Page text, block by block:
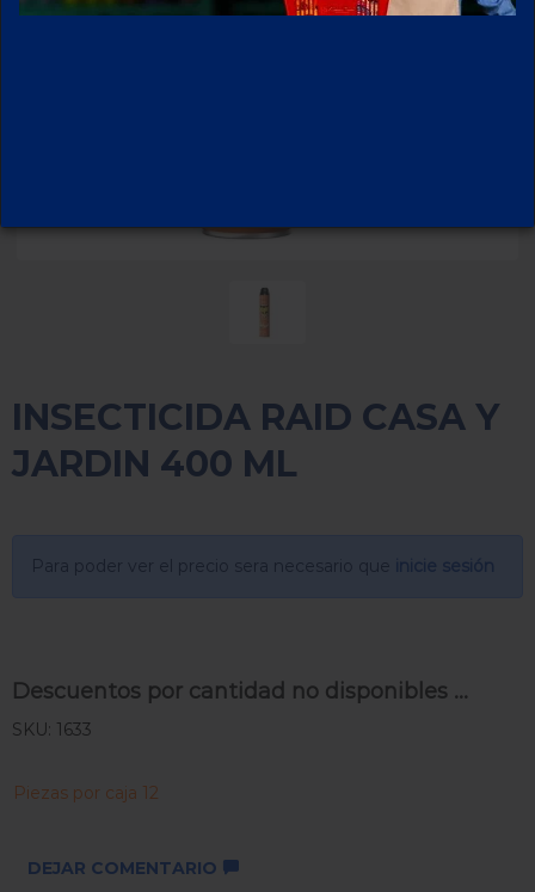
INSECTICIDA RAID CASA Y
JARDIN 400 ML
Para poder ver el precio sera necesario que
Descuentos por cantidad no disponibles ...
SKU: 1633
Piezas por caja 12
DEJAR COMENTARIO